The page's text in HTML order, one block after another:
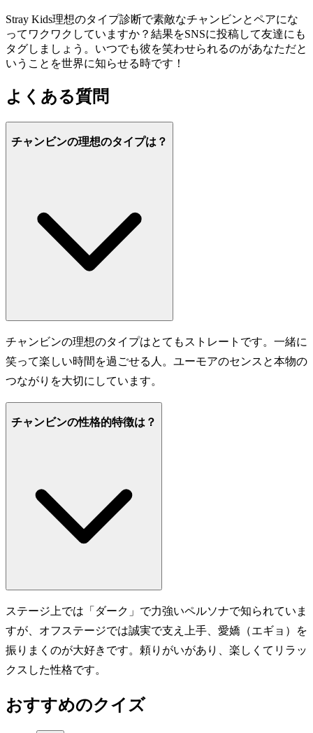
Stray Kids理想のタイプ診断で素敵なチャンビンとペアにな
ってワクワクしていますか？結果をSNSに投稿して友達にも
タグしましょう。いつでも彼を笑わせられるのがあなただと
いうことを世界に知らせる時です！
よくある質問
チャンビンの理想のタイプは？
チャンビンの理想のタイプはとてもストレートです。一緒に
笑って楽しい時間を過ごせる人。ユーモアのセンスと本物の
つながりを大切にしています。
チャンビンの性格的特徴は？
ステージ上では「ダーク」で力強いペルソナで知られていま
すが、オフステージでは誠実で支え上手、愛嬌（エギョ）を
振りまくのが大好きです。頼りがいがあり、楽しくてリラッ
クスした性格です。
おすすめのクイズ